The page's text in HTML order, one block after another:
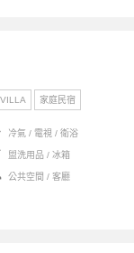
VILLA 家庭民宿
冷氣 / 電視 / 衛浴
盥洗用品 / 冰箱
公共空間 / 客廳